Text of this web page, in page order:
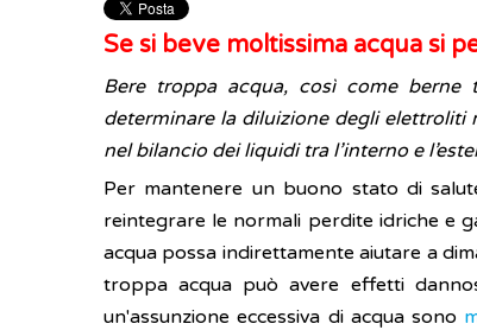
Se si beve moltissima acqua si
Bere troppa acqua, così come
determinare la diluizione degli elettroliti
nel bilancio dei liquidi tra l’interno e
Per mantenere un buono stato di
reintegrare le normali perdite idriche e
acqua possa indirettamente aiutare a
troppa acqua può avere effetti
un'assunzione eccessiva di acqua sono